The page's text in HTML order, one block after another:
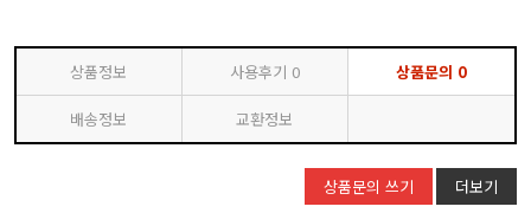
상품정보 사용후기 0 상품문의 0
배송정보 교환정보
상품문의 쓰기 더보기